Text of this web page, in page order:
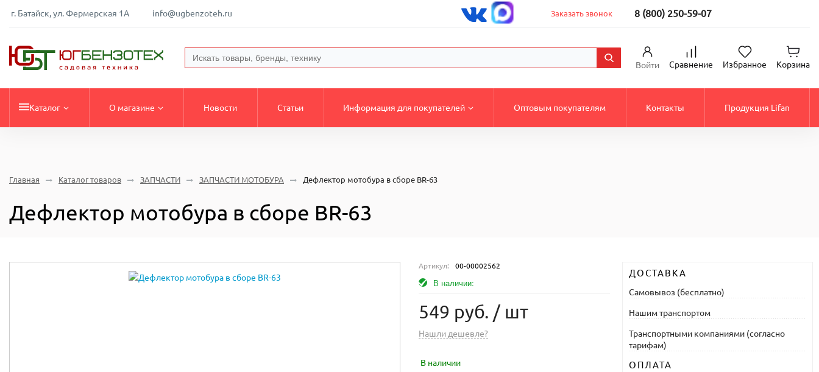
г. Батайск, ул. Фермерская 1А info@ugbenzoteh.ru Заказать звонок 8 (800) 250-59-07
Войти Сравнение Избранное Корзина
Каталог О магазине Новости Статьи Информация для покупателей Оптовым покупателям Контакты Продукция Lifan
Главная Каталог товаров ЗАПЧАСТИ ЗАПЧАСТИ МОТОБУРА Дефлектор мотобура в сборе BR-63
Дефлектор мотобура в сборе BR-63
Артикул: 00-00002562
В наличии:
549 руб. / шт
Нашли дешевле?
В наличии
ДОСТАВКА
Самовывоз (бесплатно)
Нашим транспортом
Транспортными компаниями (согласно
тарифам)
ОПЛАТА